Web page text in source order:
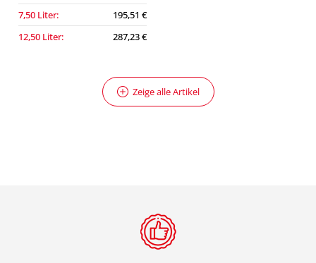
7,50 Liter:
195,51 €
12,50 Liter:
287,23 €
Zeige alle Artikel